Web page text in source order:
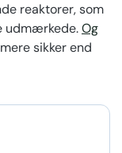
reaktorer, som
udmærkede.Og
sikker end